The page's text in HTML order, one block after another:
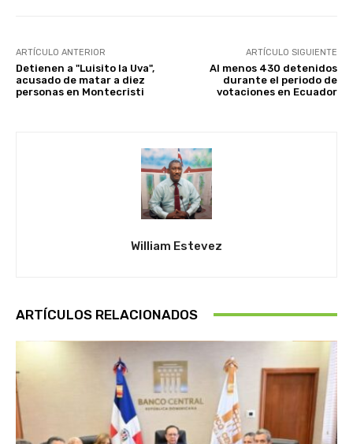
ARTÍCULO ANTERIOR
Detienen a "Luisito la Uva",
acusado de matar a diez
personas en Montecristi
ARTÍCULO SIGUIENTE
Al menos 430 detenidos
durante el periodo de
votaciones en Ecuador
William Estevez
ARTÍCULOS RELACIONADOS